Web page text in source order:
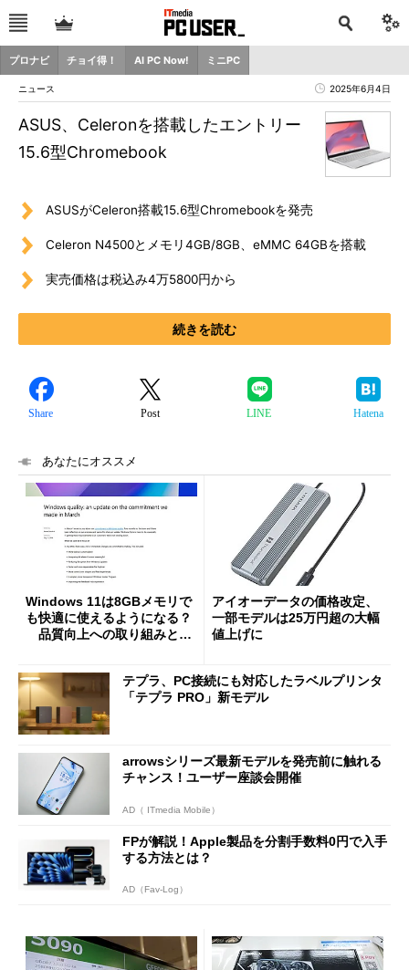
プロナビ チョイ得！ AI PC Now! ミニPC
ニュース 2025年6月4日
ASUS、Celeronを搭載したエントリー
15.6型Chromebook
ASUSがCeleron搭載15.6型Chromebookを発売
Celeron N4500とメモリ4GB/8GB、eMMC 64GBを搭載
実売価格は税込み4万5800円から
続きを読む
Share Post LINE Hatena
あなたにオススメ
Windows 11は8GBメモリで
も快適に使えるようになる？
品質向上への取り組みと
アイオーデータの価格改定、
一部モデルは25万円超の大幅
値上げに
テプラ、PC接続にも対応したラベルプリンタ
「テプラ PRO」新モデル
arrowsシリーズ最新モデルを発売前に触れる
チャンス！ユーザー座談会開催
AD（ ITmedia Mobile）
FPが解説！Apple製品を分割手数料0円で入手
する方法とは？
AD（Fav-Log）